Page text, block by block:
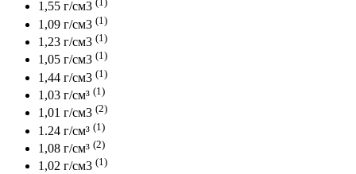
1,55 г/см3
1,09 г/см3 (1)
1,23 г/см3 (1)
1,05 г/см3 (1)
1,44 г/см3 (1)
1,03 г/см³ (1)
1,01 г/см3 (2)
1.24 г/см³ (1)
1,08 г/см³ (2)
1,02 г/см3 (1)